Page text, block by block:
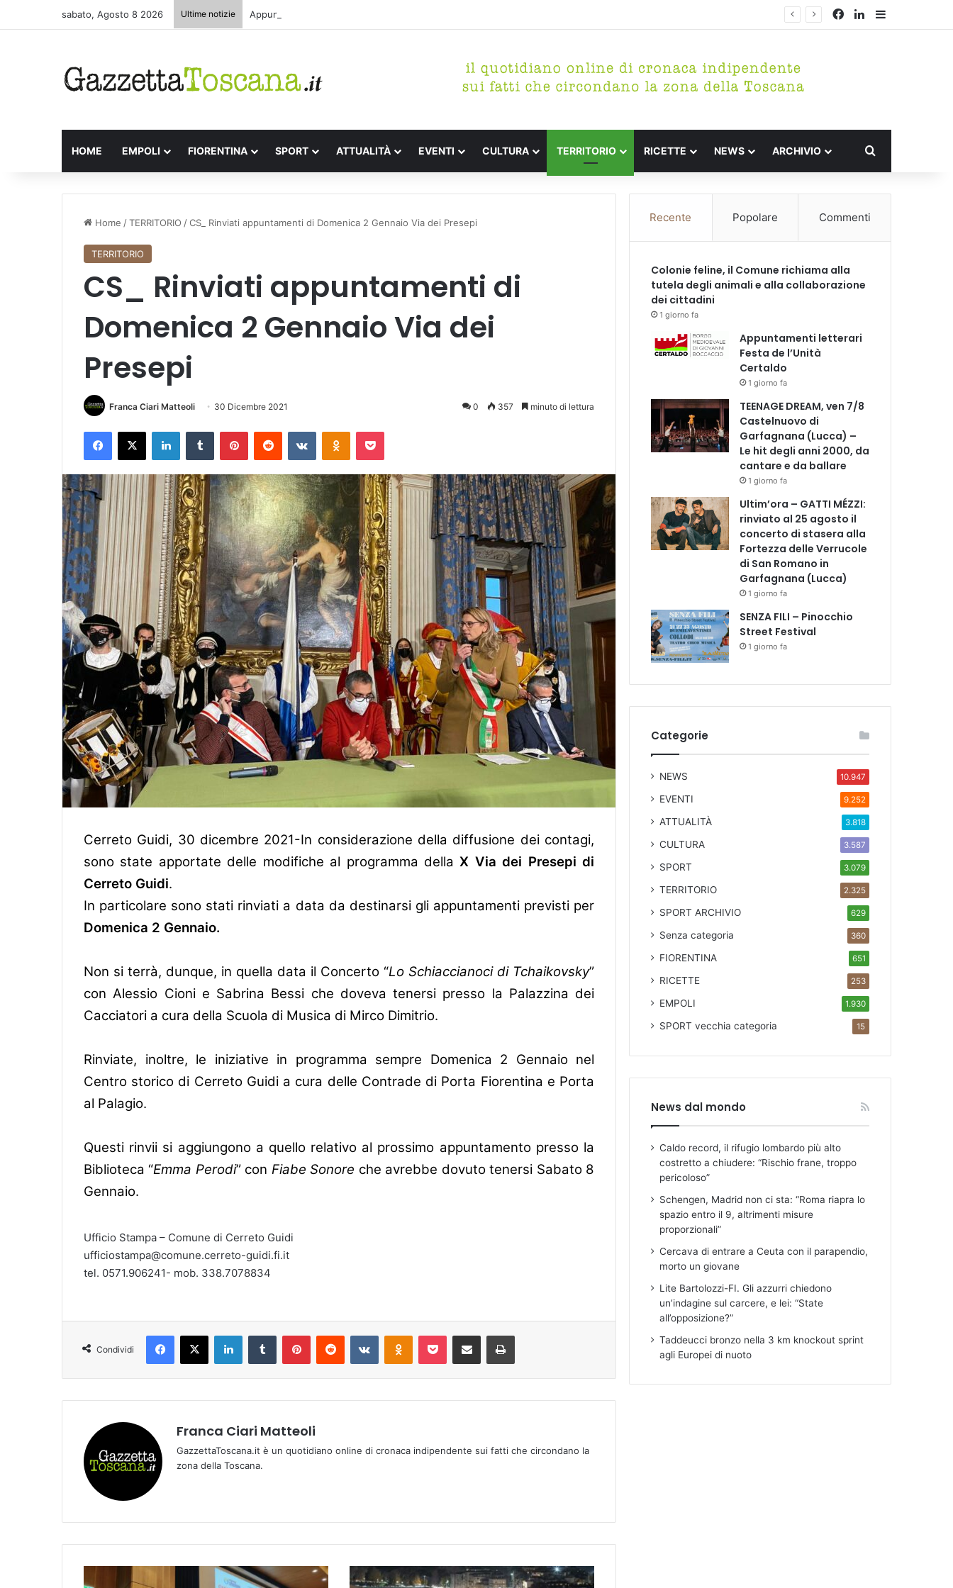
sabato, Agosto 8 2026 Ultime notizie Appuntamenti letterari Festa de l’Unità Certaldo Facebook
LinkedIn
HOME EMPOLI FIORENTINA SPORT ATTUALITÀ EVENTI CULTURA TERRITORIO RICETTE NEWS ARCHIVIO
Home /TERRITORIO /CS_ Rinviati appuntamenti di Domenica 2 Gennaio Via dei Presepi
TERRITORIO
CS_ Rinviati appuntamenti di
Domenica 2 Gennaio Via dei
Presepi
Franca Ciari Matteoli 30 Dicembre 2021 0 357 minuto di lettura
Cerreto Guidi, 30 dicembre 2021-In considerazione della diffusione dei contagi,
sono state apportate delle modifiche al programma dellaX Via dei Presepi di
Cerreto Guidi.
In particolare sono stati rinviati a data da destinarsi gli appuntamenti previsti per
Domenica 2 Gennaio.
Non si terrà, dunque, in quella data il Concerto “Lo Schiaccianoci di Tchaikovsky”
con Alessio Cioni e Sabrina Bessi che doveva tenersi presso la Palazzina dei
Cacciatori a cura della Scuola di Musica di Mirco Dimitrio.
Rinviate, inoltre, le iniziative in programma sempre Domenica 2 Gennaio nel
Centro storico di Cerreto Guidi a cura delle Contrade di Porta Fiorentina e Porta
al Palagio.
Questi rinvii si aggiungono a quello relativo al prossimo appuntamento presso la
Biblioteca “Emma Perodi” con Fiabe Sonore che avrebbe dovuto tenersi Sabato 8
Gennaio.
Ufficio Stampa – Comune di Cerreto Guidi
ufficiostampa@comune.cerreto-guidi.fi.it
tel. 0571.906241- mob. 338.7078834
Condividi
Franca Ciari Matteoli
GazzettaToscana.it è un quotidiano online di cronaca indipendente sui fatti che circondano la
zona della Toscana.
Recente Popolare Commenti
Colonie feline, il Comune richiama alla
tutela degli animali e alla collaborazione
dei cittadini
1 giorno fa
Appuntamenti letterari
Festa de l’Unità
Certaldo
1 giorno fa
TEENAGE DREAM, ven 7/8
Castelnuovo di
Garfagnana (Lucca) –
Le hit degli anni 2000, da
cantare e da ballare
1 giorno fa
Ultim’ora – GATTI MÉZZI:
rinviato al 25 agosto il
concerto di stasera alla
Fortezza delle Verrucole
di San Romano in
Garfagnana (Lucca)
1 giorno fa
SENZA FILI – Pinocchio
Street Festival
1 giorno fa
Categorie
NEWS 10.947
EVENTI 9.252
ATTUALITÀ 3.818
CULTURA 3.587
SPORT 3.079
TERRITORIO 2.325
SPORT ARCHIVIO 629
Senza categoria 360
FIORENTINA 651
RICETTE 253
EMPOLI 1.930
SPORTvecchia categoria 15
News dal mondo
Caldo record, il rifugio lombardo più alto
costretto a chiudere: “Rischio frane, troppo
pericoloso”
Schengen, Madrid non ci sta: “Roma riapra lo
spazio entro il 9, altrimenti misure
proporzionali”
Cercava di entrare a Ceuta con il parapendio,
morto un giovane
Lite Bartolozzi-FI. Gli azzurri chiedono
un’indagine sul carcere, e lei: “State
all’opposizione?”
Taddeucci bronzo nella 3 km knockout sprint
agli Europei di nuoto